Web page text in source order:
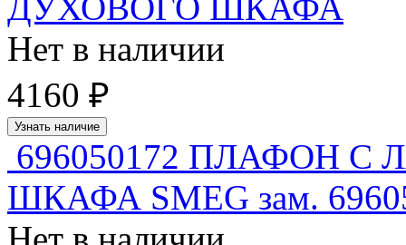
Нет в наличии
4160 ₽
Узнать наличие
696050172 ПЛАФОН
ШКАФА SMEG зам.